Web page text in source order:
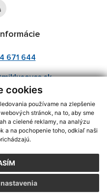
cookies
používame na zlepšenie
stránok, na to, aby sme
a cielené reklamy, na analýzu
a na pochopenie toho, odkiaľ naši
671 644
informácií s využitím RSS
2,Mapa stránok,web portál
,domény,registrácia domény
20.07.2026
o prístupnosti